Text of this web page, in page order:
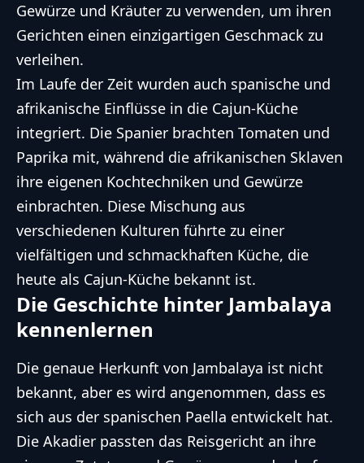
Gewürze und Kräuter zu verwenden, um ihren
Gerichten einen einzigartigen Geschmack zu
verleihen.
Im Laufe der Zeit wurden auch spanische und
afrikanische Einflüsse in die Cajun-Küche
integriert. Die Spanier brachten Tomaten und
Paprika mit, während die afrikanischen Sklaven
ihre eigenen Kochtechniken und Gewürze
einbrachten. Diese Mischung aus
verschiedenen Kulturen führte zu einer
vielfältigen und schmackhaften Küche, die
heute als Cajun-Küche bekannt ist.
Die Geschichte hinter Jambalaya
kennenlernen
Die genaue Herkunft von Jambalaya ist nicht
bekannt, aber es wird angenommen, dass es
sich aus der spanischen Paella entwickelt hat.
Die Akadier passten das Reisgericht an ihre